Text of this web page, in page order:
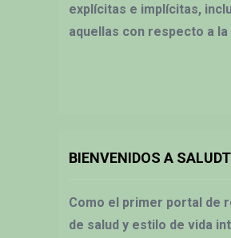
explícitas e implícitas,
aquellas con respecto a la
BIENVENIDOS A
Como el primer portal de
de salud y estilo de vida